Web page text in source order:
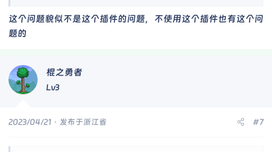
这个问题貌似不是这个插件的问题，不使用这个插件也有这个问
题的
棍之勇者
Lv3
2023/04/21 · 发布于浙江省 #7